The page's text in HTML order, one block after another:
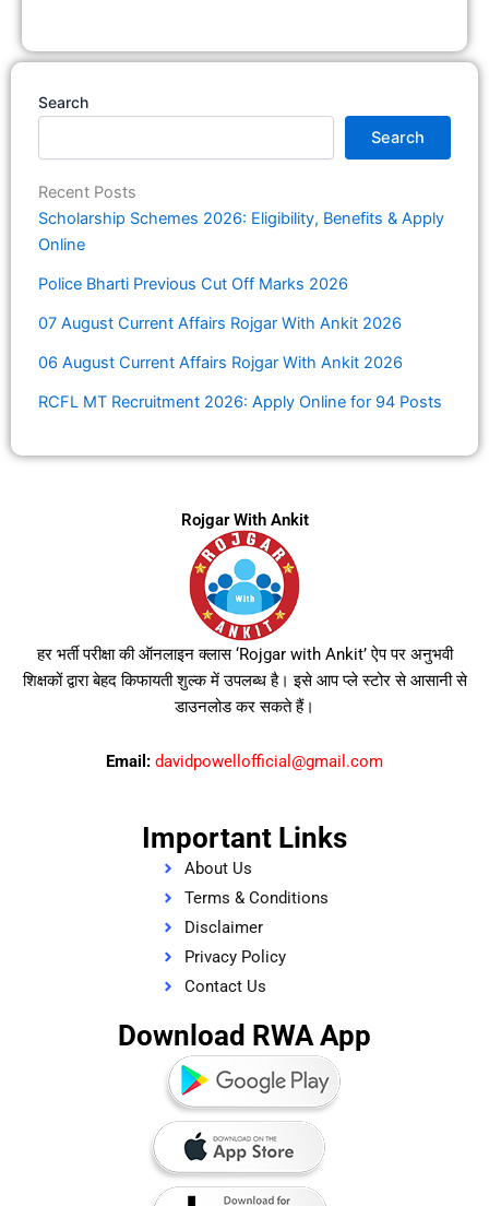
Search
Search
Recent Posts
Scholarship Schemes 2026: Eligibility, Benefits & Apply
Online
Police Bharti Previous Cut Off Marks 2026
07 August Current Affairs Rojgar With Ankit 2026
06 August Current Affairs Rojgar With Ankit 2026
RCFL MT Recruitment 2026: Apply Online for 94 Posts
Rojgar With Ankit
हर भर्ती परीक्षा की ऑनलाइन क्लास ‘Rojgar with Ankit’ ऐप पर अनुभवी
शिक्षकों द्वारा बेहद किफायती शुल्क में उपलब्ध है। इसे आप प्ले स्टोर से आसानी से
डाउनलोड कर सकते हैं।
Email: davidpowellofficial@gmail.com
Important Links
About Us
Terms & Conditions
Disclaimer
Privacy Policy
Contact Us
Download RWA App